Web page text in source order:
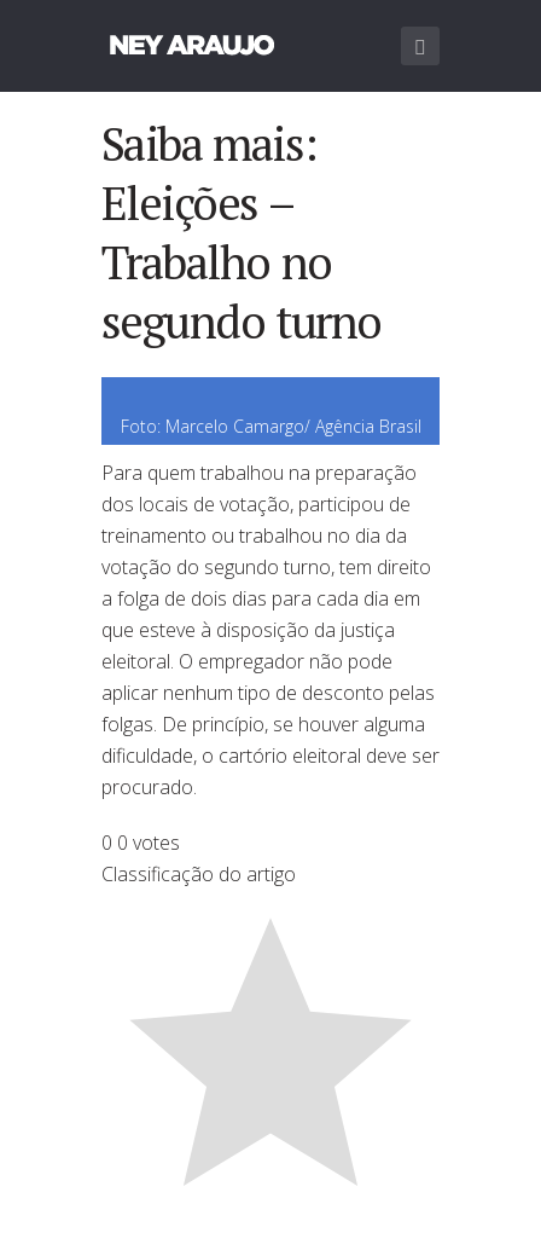
Saiba mais:
Eleições –
Trabalho no
segundo turno
Foto: Marcelo Camargo/ Agência Brasil
Para quem trabalhou na preparação
dos locais de votação, participou de
treinamento ou trabalhou no dia da
votação do segundo turno, tem direito
a folga de dois dias para cada dia em
que esteve à disposição da justiça
eleitoral. O empregador não pode
aplicar nenhum tipo de desconto pelas
folgas. De princípio, se houver alguma
dificuldade, o cartório eleitoral deve ser
procurado.
0 0 votes
Classificação do artigo